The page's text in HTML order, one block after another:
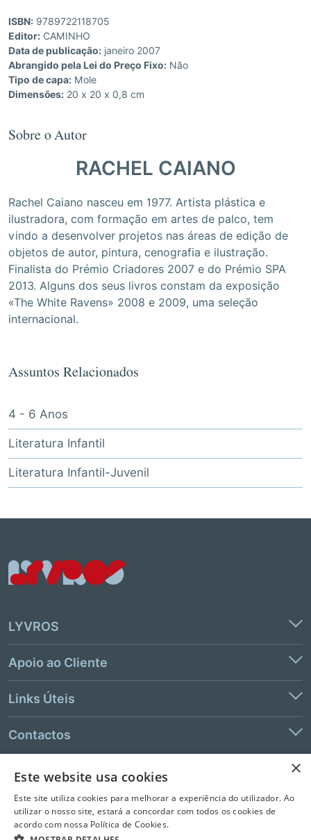
ISBN: 9789722118705
Editor: CAMINHO
Data de publicação: janeiro 2007
Abrangido pela Lei do Preço Fixo: Não
Tipo de capa: Mole
Dimensões: 20 x 20 x 0,8 cm
Sobre o Autor
RACHEL CAIANO
Rachel Caiano nasceu em 1977. Artista plástica e
ilustradora, com formação em artes de palco, tem
vindo a desenvolver projetos nas áreas de edição de
objetos de autor, pintura, cenografia e ilustração.
Finalista do Prémio Criadores 2007 e do Prémio SPA
2013. Alguns dos seus livros constam da exposição
«The White Ravens» 2008 e 2009, uma seleção
internacional.
Assuntos Relacionados
4 - 6 Anos
Literatura Infantil
Literatura Infantil-Juvenil
LYVROS
Apoio ao Cliente
Links Úteis
Contactos
© 2026 LeYa, S.A. Todos os direitos reservados. Não é permitida a
extração de texto e de dados.
×
Este website usa cookies
Este site utiliza cookies para melhorar a experiência do utilizador. Ao
utilizar o nosso site, estará a concordar com todos os cookies de
acordo com nossa Política de Cookies.